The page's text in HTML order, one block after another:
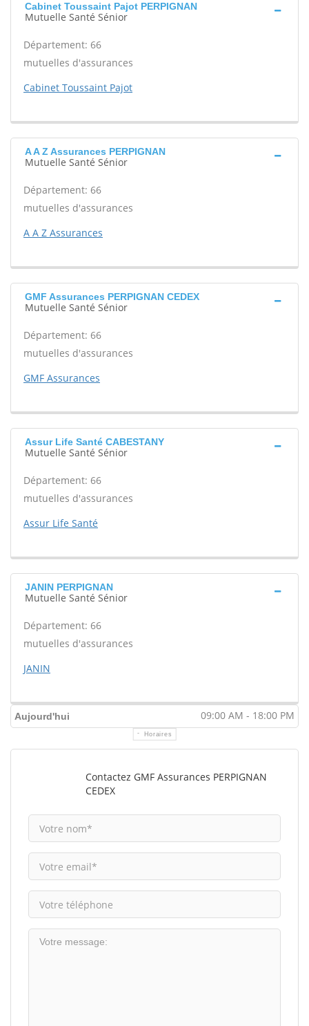
Cabinet Toussaint Pajot PERPIGNAN
Mutuelle Santé Sénior
Département: 66
mutuelles d'assurances
Cabinet Toussaint Pajot
A A Z Assurances PERPIGNAN
Mutuelle Santé Sénior
Département: 66
mutuelles d'assurances
A A Z Assurances
GMF Assurances PERPIGNAN CEDEX
Mutuelle Santé Sénior
Département: 66
mutuelles d'assurances
GMF Assurances
Assur Life Santé CABESTANY
Mutuelle Santé Sénior
Département: 66
mutuelles d'assurances
Assur Life Santé
JANIN PERPIGNAN
Mutuelle Santé Sénior
Département: 66
mutuelles d'assurances
JANIN
Aujourd'hui 09:00 AM - 18:00 PM
Horaires
Contactez GMF Assurances PERPIGNAN
CEDEX